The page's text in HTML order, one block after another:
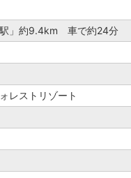
駅」約9.4km 車で約24分
レストリゾート